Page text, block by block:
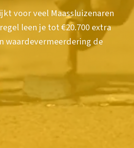
voor veel Maassluizenaren
leen je tot €20.700 extra
waardevermeerdering de